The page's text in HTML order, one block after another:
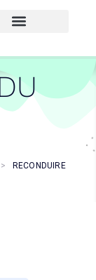
> RECONDUIRE